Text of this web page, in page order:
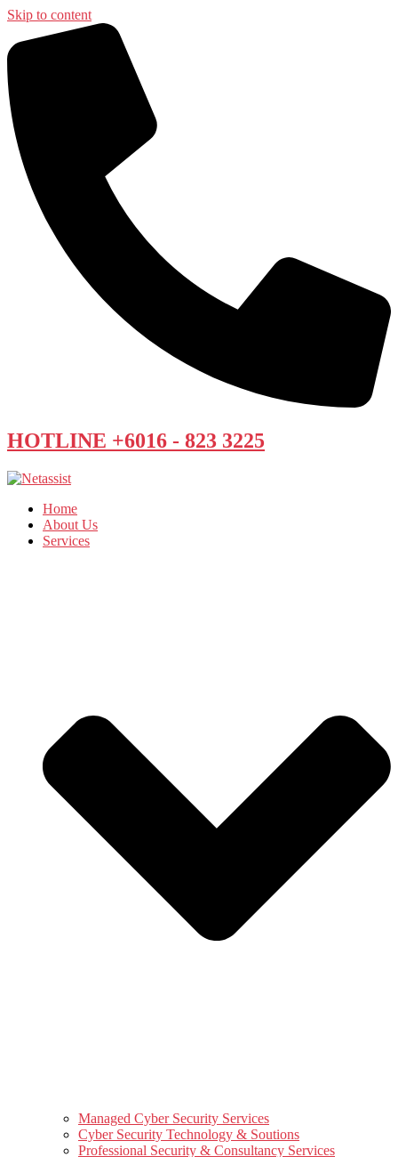
Skip to content
HOTLINE +6016 - 823 3225
Home
About Us
Services
Managed Cyber Security Services
Cyber Security Technology & Soutions
Professional Security & Consultancy Services